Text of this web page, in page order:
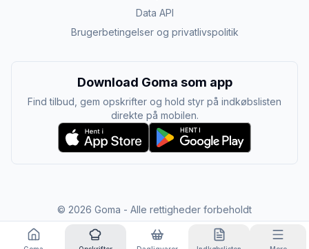
Data API
Brugerbetingelser og privatlivspolitik
Download Goma som app
Find tilbud, gem opskrifter og hold styr på indkøbslisten
direkte på mobilen.
© 2026 Goma - Alle rettigheder forbeholdt